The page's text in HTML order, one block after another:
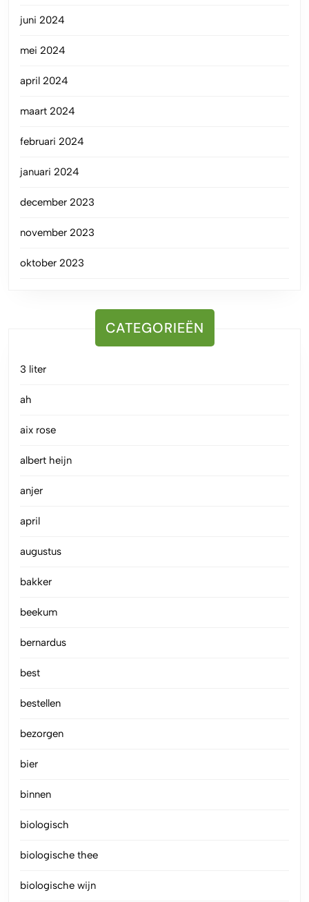
juni 2024
mei 2024
april 2024
maart 2024
februari 2024
januari 2024
december 2023
november 2023
oktober 2023
CATEGORIEËN
3 liter
ah
aix rose
albert heijn
anjer
april
augustus
bakker
beekum
bernardus
best
bestellen
bezorgen
bier
binnen
biologisch
biologische thee
biologische wijn